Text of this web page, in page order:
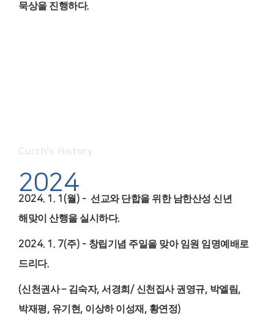
묵상을 진행하다.
Curch's History
2024
2024. 1. 1(월 ) - 선교와 단합을 위한 남한산성 신년
해맞이 산행을 실시하다.
2024. 1. 7(주) - 창립기념 주일을 맞아 임원 임명예배로
드리다.
(신천권사– 김숙자, 서경희 /신천집사 권영규, 박엘림,
박재평, 유기현, 이상하 이성재 , 황연정)